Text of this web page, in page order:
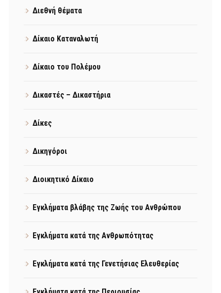
Διεθνή θέματα
Δίκαιο Καταναλωτή
Δίκαιο του Πολέμου
Δικαστές – Δικαστήρια
Δίκες
Δικηγόροι
Διοικητικό Δίκαιο
Εγκλήματα βλάβης της Ζωής του Ανθρώπου
Εγκλήματα κατά της Ανθρωπότητας
Εγκλήματα κατά της Γενετήσιας Ελευθερίας